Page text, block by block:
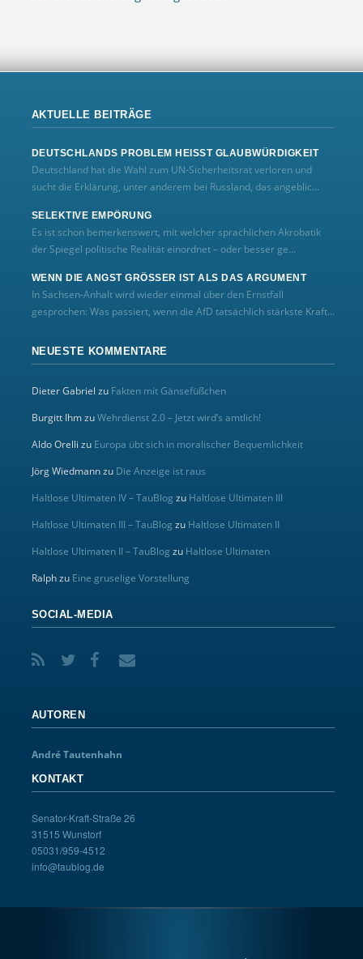
AKTUELLE BEITRÄGE
DEUTSCHLANDS PROBLEM HEISST GLAUBWÜRDIGKEIT
Deutschland hat die Wahl zum UN‑Sicherheitsrat verloren und
sucht die Erklärung, unter anderem bei Russland, das angeblic...
SELEKTIVE EMPÖRUNG
Es ist schon bemerkenswert, mit welcher sprachlichen Akrobatik
der Spiegel politische Realität einordnet – oder besser ge...
WENN DIE ANGST GRÖSSER IST ALS DAS ARGUMENT
In Sachsen-Anhalt wird wieder einmal über den Ernstfall
gesprochen: Was passiert, wenn die AfD tatsächlich stärkste Kraft...
NEUESTE KOMMENTARE
Dieter Gabriel zu Fakten mit Gänsefüßchen
Burgitt IhmzuWehrdienst 2.0 – Jetzt wird’s amtlich!
Aldo Orelli zu Europa übt sich in moralischer Bequemlichkeit
Jörg Wiedmannzu Die Anzeige ist raus
Haltlose Ultimaten IV – TauBlog zu Haltlose Ultimaten III
Haltlose Ultimaten III – TauBlog zu Haltlose Ultimaten II
Haltlose Ultimaten II – TauBlog zu Haltlose Ultimaten
Ralphzu Eine gruselige Vorstellung
SOCIAL-MEDIA
AUTOREN
André Tautenhahn
KONTAKT
Senator-Kraft-Straße 26
31515 Wunstorf
05031/959-4512
info@taublog.de